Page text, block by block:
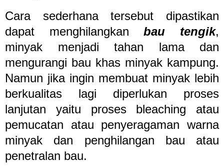
Cara sederhana tersebut dipastikan
dapat menghilangkanbau tengik,
minyak menjadi tahan lama dan
mengurangi bau khas minyak kampung.
Namun jika ingin membuat minyak lebih
berkualitas lagi diperlukan proses
lanjutan yaitu proses bleaching atau
pemucatan atau penyeragaman warna
minyak dan penghilangan bau atau
penetralan bau.